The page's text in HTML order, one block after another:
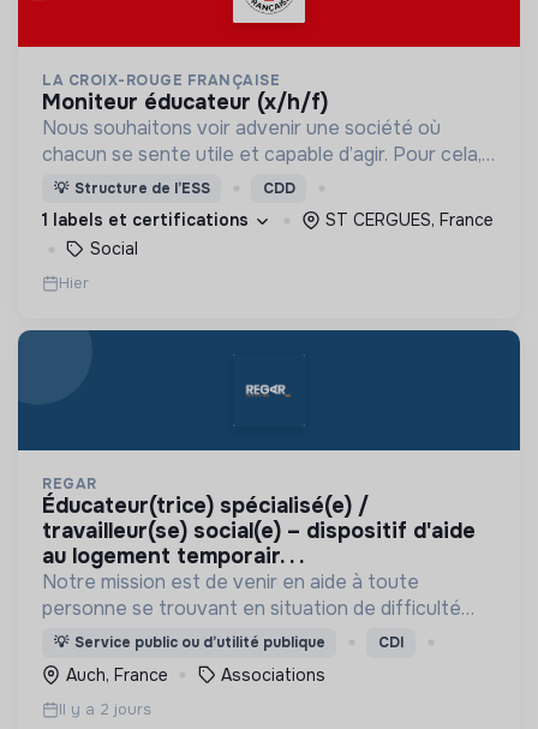
LA CROIX-ROUGE FRANÇAISE
moniteur éducateur (x/h/f)
Nous souhaitons voir advenir une société où
chacun se sente utile et capable d’agir. Pour cela,
nous proposons des moyens et des lieux
d’engagement innovants et adaptés à tous.
💡 Structure de l’ESS CDD
1 labels et certifications
ST CERGUES, France
Social
Hier
REGAR
éducateur(trice) spécialisé(e) /
travailleur(se) social(e) – dispositif d'aide
au logement temporair. . .
Notre mission est de venir en aide à toute
personne se trouvant en situation de difficulté
matérielle, en détresse psychique et plus
généralement en situation d’exclusion sociale ou
professionnelle.
💡 Service public ou d’utilité publique CDI
Auch, France Associations
Il y a 2 jours